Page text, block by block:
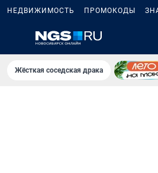
НЕДВИЖИМОСТЬ ПРОМОКОДЫ
Жёсткая соседская драка